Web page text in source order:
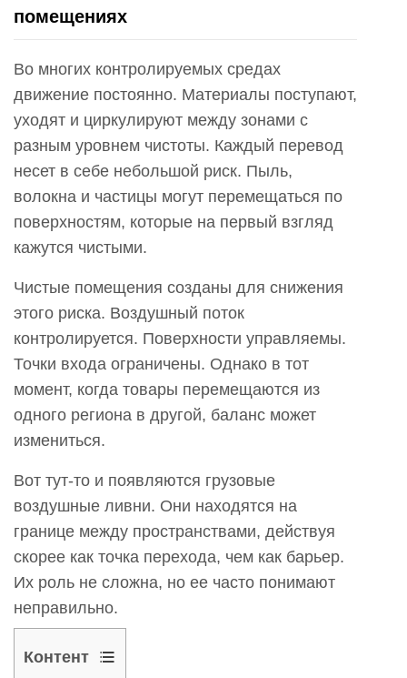
помещениях
Во многих контролируемых средах
движение постоянно. Материалы поступают,
уходят и циркулируют между зонами с
разным уровнем чистоты. Каждый перевод
несет в себе небольшой риск. Пыль,
волокна и частицы могут перемещаться по
поверхностям, которые на первый взгляд
кажутся чистыми.
Чистые помещения созданы для снижения
этого риска. Воздушный поток
контролируется. Поверхности управляемы.
Точки входа ограничены. Однако в тот
момент, когда товары перемещаются из
одного региона в другой, баланс может
измениться.
Вот тут-то и появляются грузовые
воздушные ливни. Они находятся на
границе между пространствами, действуя
скорее как точка перехода, чем как барьер.
Их роль не сложна, но ее часто понимают
неправильно.
Контент